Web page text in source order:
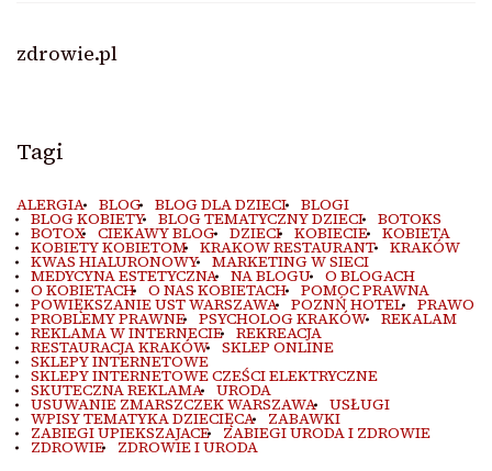
zdrowie.pl
Tagi
ALERGIA BLOG BLOG DLA DZIECI BLOGI
BLOG KOBIETY BLOG TEMATYCZNY DZIECI BOTOKS
BOTOX CIEKAWY BLOG DZIECI KOBIECIE KOBIETA
KOBIETY KOBIETOM KRAKOW RESTAURANT KRAKÓW
KWAS HIALURONOWY MARKETING W SIECI
MEDYCYNA ESTETYCZNA NA BLOGU O BLOGACH
O KOBIETACH O NAS KOBIETACH POMOC PRAWNA
POWIĘKSZANIE UST WARSZAWA POZNŃ HOTEL PRAWO
PROBLEMY PRAWNE PSYCHOLOG KRAKÓW REKALAM
REKLAMA W INTERNECIE REKREACJA
RESTAURACJA KRAKÓW SKLEP ONLINE
SKLEPY INTERNETOWE
SKLEPY INTERNETOWE CZEŚCI ELEKTRYCZNE
SKUTECZNA REKLAMA URODA
USUWANIE ZMARSZCZEK WARSZAWA USŁUGI
WPISY TEMATYKA DZIECIĘCA ZABAWKI
ZABIEGI UPIEKSZAJACE ZABIEGI URODA I ZDROWIE
ZDROWIE ZDROWIE I URODA